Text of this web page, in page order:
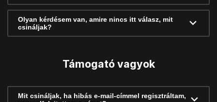
Olyan kérdésem van, amire nincs itt válasz, mit
csináljak?
Támogató vagyok
Mit csináljak, ha hibás e-mail-címmel regisztráltam,